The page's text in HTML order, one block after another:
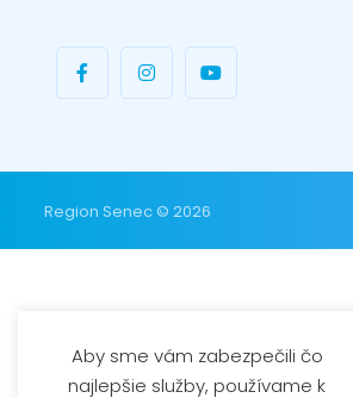
Region Senec © 2026
Aby sme vám zabezpečili čo
najlepšie služby, používame k